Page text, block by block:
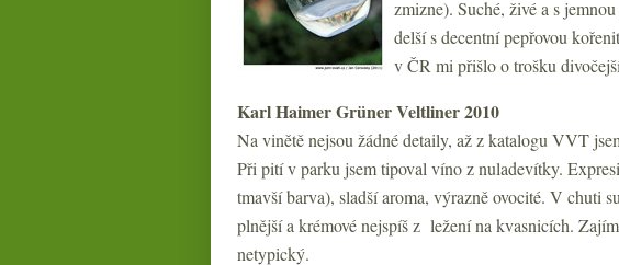
zmizne). Suché, živé a s
delší s decentní pepřovou
v ČR mi přišlo o trošku
Karl Haimer Grüner Veltliner 2010
Na vinětě nejsou žádné detaily, až z katalogu VVT
Při pití v parku jsem tipoval víno z nuladevítky.
tmavší barva), sladší aroma, výrazně ovocité. V chuti
plnější a krémové nejspíš z ležení na kvasnicích.
netypický.